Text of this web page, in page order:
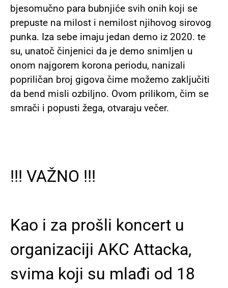
bjesomučno para bubnjiće svih onih koji se
prepuste na milost i nemilost njihovog sirovog
punka. Iza sebe imaju jedan demo iz 2020. te
su, unatoč činjenici da je demo snimljen u
onom najgorem korona periodu, nanizali
popriličan broj gigova čime možemo zaključiti
da bend misli ozbiljno. Ovom prilikom, čim se
smrači i popusti žega, otvaraju večer.
!!! VAŽNO !!!
Kao i za prošli koncert u
organizaciji AKC Attacka,
svima koji su mlađi od 18